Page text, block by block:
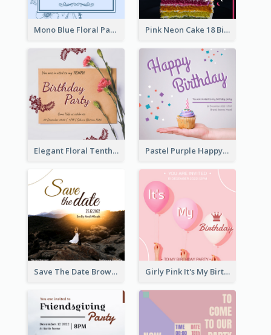
Mono Blue Floral Pattern Wedding Invitation Pink Neon Cake 18 Birthday Invitation
Elegant Floral Tenth Birthday Party Invitation Pastel Purple Happy Birthday Party Invitation
Save The Date Brown Marriage Invitation Girly Pink It's My Birthday Invitation